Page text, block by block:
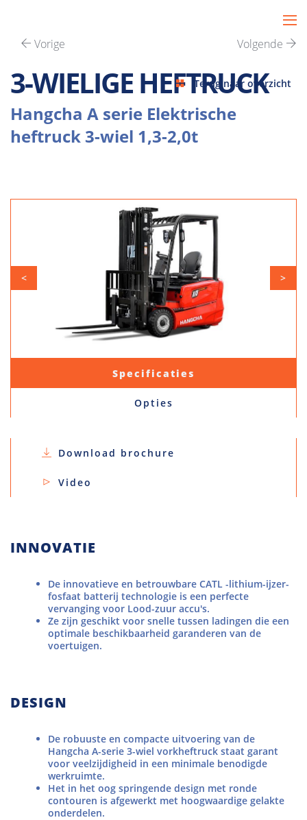
Vorige Volgende
Terug naar overzicht
3-WIELIGE HEFTRUCK
Hangcha A serie Elektrische
heftruck 3-wiel 1,3-2,0t
< >
Specificaties
Opties
Download brochure
Video
INNOVATIE
De innovatieve en betrouwbare CATL -lithium-ijzer-
fosfaat batterij technologie is een perfecte
vervanging voor Lood-zuur accu's.
Ze zijn geschikt voor snelle tussen ladingen die een
optimale beschikbaarheid garanderen van de
voertuigen.
DESIGN
De robuuste en compacte uitvoering van de
Hangcha A-serie 3-wiel vorkheftruck staat garant
voor veelzijdigheid in een minimale benodigde
werkruimte.
Het in het oog springende design met ronde
contouren is afgewerkt met hoogwaardige gelakte
onderdelen.